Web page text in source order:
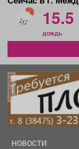
15.5
дождь
реклама
НОВОСТИ